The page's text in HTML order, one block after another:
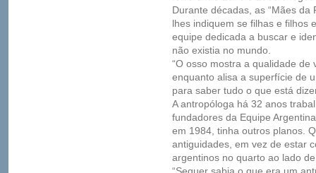
Durante décadas, as “Mães
lhes indiquem se filhas e filhos
equipe dedicada a buscar e
não existia no mundo.
“O osso mostra a qualidade de
enquanto alisa a superfície de
para saber tudo o que está
A antropóloga há 32 anos
fundadores da Equipe
em 1984, tinha outros planos.
antiguidades, em vez de estar
argentinos no quarto ao lado